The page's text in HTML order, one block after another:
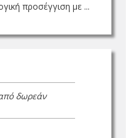
προσέγγιση με ...
δωρεάν